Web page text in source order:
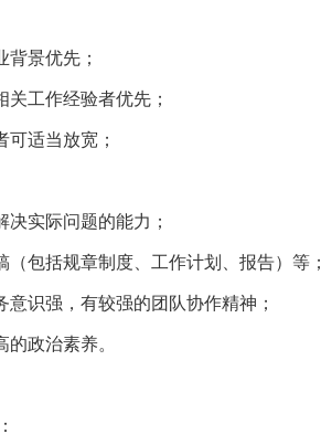
景优先；
工作经验者优先；
可适当放宽；
实际问题的能力；
包括规章制度、工作计划、报告）等；
识强，有较强的团队协作精神；
政治素养。